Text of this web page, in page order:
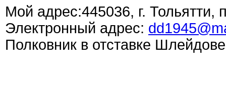
Мой адрес:445036, г. Тольятти,
Электронный адрес:
Полковник в отставке